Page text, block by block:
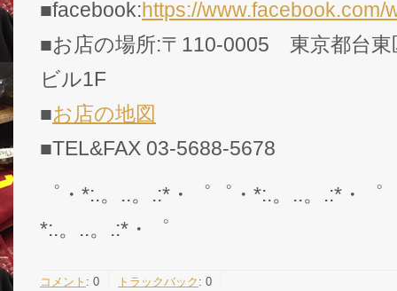
■facebook:https://www.facebook.com/
■お店の場所:〒110-0005 東京都台
ビル1F
■お店の地図
■TEL&FAX 03-5688-5678
゜・*:.。..。.:*・゜゜・*:.。..。.:*・
*:.。..。.:*・゜
コメント : 0 トラックバック : 0